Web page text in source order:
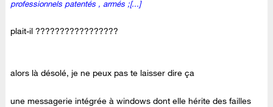
professionnels patentés , armés ;[...]
plait-il ?????????????????
alors là désolé, je ne peux pas te laisser dire ça
une messagerie intégrée à windows dont elle hérite des failles